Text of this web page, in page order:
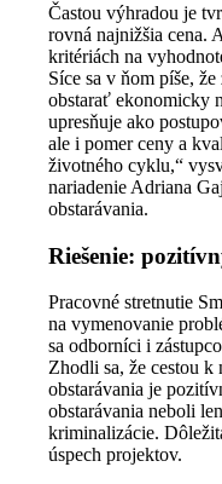
Častou výhradou je
rovná najnižšia cena.
kritériách na
Síce sa v ňom píše,
obstarať ekonomicky
upresňuje ako
ale i pomer ceny a
životného cyklu,“
nariadenie Adriana
obstarávania.
Riešenie:
Pracovné stretnutie
na vymenovanie
sa odborníci i
Zhodli sa, že cestou
obstarávania je
obstarávania neboli
kriminalizácie.
úspech projektov.